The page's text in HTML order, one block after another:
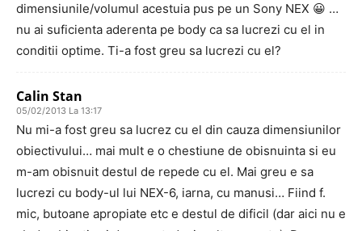
dimensiunile/volumul acestuia pus pe un Sony NEX 😀 …
nu ai suficienta aderenta pe body ca sa lucrezi cu el in
conditii optime. Ti-a fost greu sa lucrezi cu el?
Calin Stan
05/02/2013 La 13:17
Nu mi-a fost greu sa lucrez cu el din cauza dimensiunilor
obiectivului… mai mult e o chestiune de obisnuinta si eu
m-am obisnuit destul de repede cu el. Mai greu e sa
lucrezi cu body-ul lui NEX-6, iarna, cu manusi… Fiind f.
mic, butoane apropiate etc e destul de dificil (dar aici nu e